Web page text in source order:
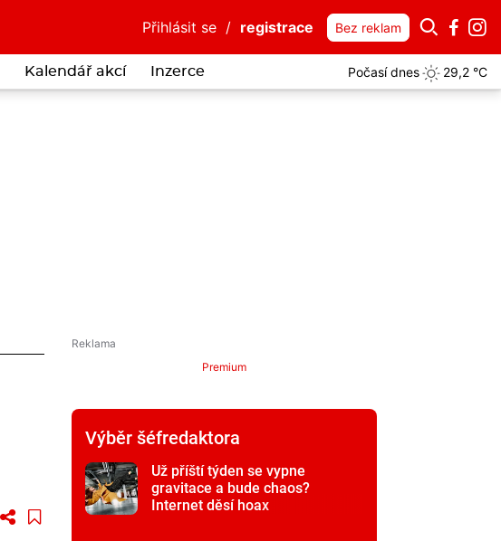
Přihlásit se / registrace Bez reklam
Kalendář akcí Inzerce Počasí dnes 29,2 °C
Premium
Výběr šéfredaktora
Už příští týden se vypne
gravitace a bude chaos?
Internet děsí hoax